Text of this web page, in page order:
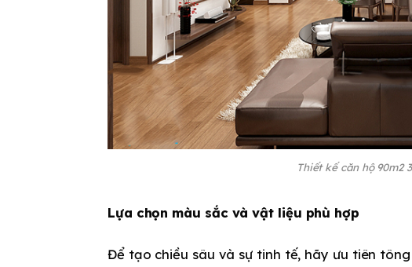
Thiết kế căn hộ 90m2
Lựa chọn màu sắc và vật liệu phù hợp
Để tạo chiều sâu và sự tinh tế, hãy ưu tiên